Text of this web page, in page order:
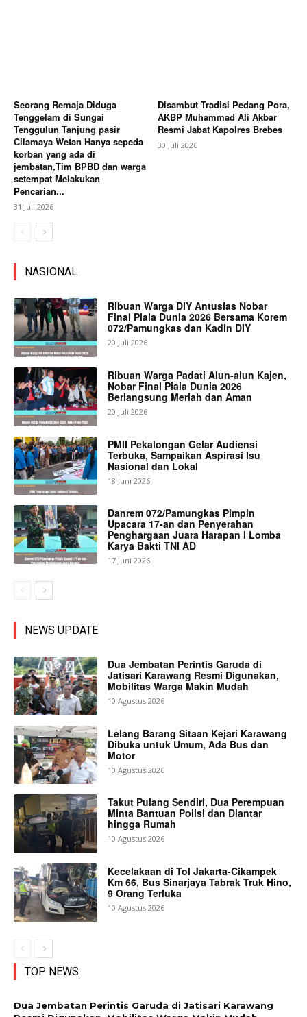
Seorang Remaja Diduga
Tenggelam di Sungai
Tenggulun Tanjung pasir
Cilamaya Wetan Hanya sepeda
korban yang ada di
jembatan,Tim BPBD dan warga
setempat Melakukan
Pencarian...
31 Juli 2026
Disambut Tradisi Pedang Pora,
AKBP Muhammad Ali Akbar
Resmi Jabat Kapolres Brebes
30 Juli 2026
NASIONAL
Ribuan Warga DIY Antusias Nobar
Final Piala Dunia 2026 Bersama Korem
072/Pamungkas dan Kadin DIY
20 Juli 2026
Ribuan Warga Padati Alun-alun Kajen,
Nobar Final Piala Dunia 2026
Berlangsung Meriah dan Aman
20 Juli 2026
PMII Pekalongan Gelar Audiensi
Terbuka, Sampaikan Aspirasi Isu
Nasional dan Lokal
18 Juni 2026
Danrem 072/Pamungkas Pimpin
Upacara 17-an dan Penyerahan
Penghargaan Juara Harapan I Lomba
Karya Bakti TNI AD
17 Juni 2026
NEWS UPDATE
Dua Jembatan Perintis Garuda di
Jatisari Karawang Resmi Digunakan,
Mobilitas Warga Makin Mudah
10 Agustus 2026
Lelang Barang Sitaan Kejari Karawang
Dibuka untuk Umum, Ada Bus dan
Motor
10 Agustus 2026
Takut Pulang Sendiri, Dua Perempuan
Minta Bantuan Polisi dan Diantar
hingga Rumah
10 Agustus 2026
Kecelakaan di Tol Jakarta-Cikampek
Km 66, Bus Sinarjaya Tabrak Truk Hino,
9 Orang Terluka
10 Agustus 2026
TOP NEWS
Dua Jembatan Perintis Garuda di Jatisari Karawang